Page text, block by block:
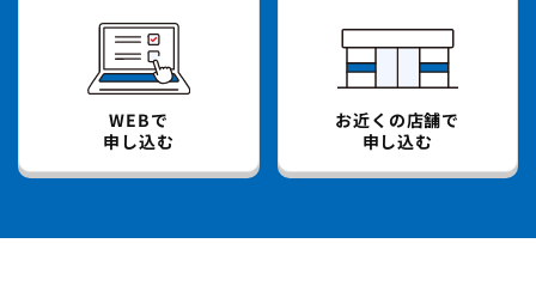
WEBで
申し込む
お近くの店舗で
申し込む